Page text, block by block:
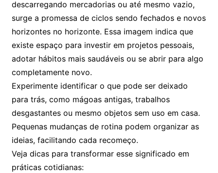
descarregando mercadorias ou até mesmo vazio,
surge a promessa de ciclos sendo fechados e novos
horizontes no horizonte. Essa imagem indica que
existe espaço para investir em projetos pessoais,
adotar hábitos mais saudáveis ou se abrir para algo
completamente novo.
Experimente identificar o que pode ser deixado
para trás, como mágoas antigas, trabalhos
desgastantes ou mesmo objetos sem uso em casa.
Pequenas mudanças de rotina podem organizar as
ideias, facilitando cada recomeço.
Veja dicas para transformar esse significado em
práticas cotidianas: